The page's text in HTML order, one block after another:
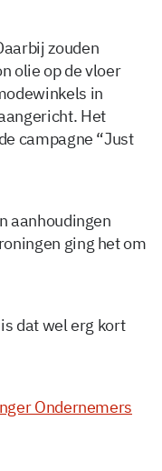
zouden
olie op de vloer
in
Het
campagne “Just
aanhoudingen
ging het om
dat wel erg kort
Ondernemers